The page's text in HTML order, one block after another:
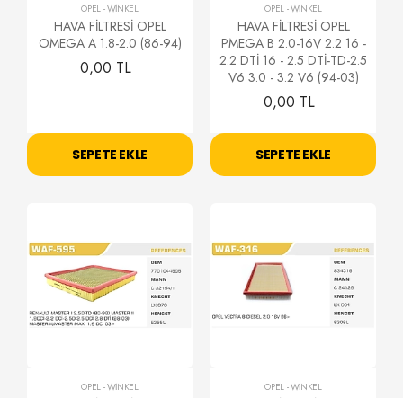
OPEL-WİNKEL
HAVA FİLTRESİ OPEL
OMEGA A 1.8-2.0 (86-94)
0,00 TL
SEPETE EKLE
OPEL-WİNKEL
HAVA FİLTRESİ OPEL
PMEGA B 2.0-16V 2.2 16 -
2.2 DTİ 16 - 2.5 DTİ-TD-2.5
V6 3.0 - 3.2 V6 (94-03)
0,00 TL
SEPETE EKLE
OPEL-WİNKEL OPEL-WİNKEL